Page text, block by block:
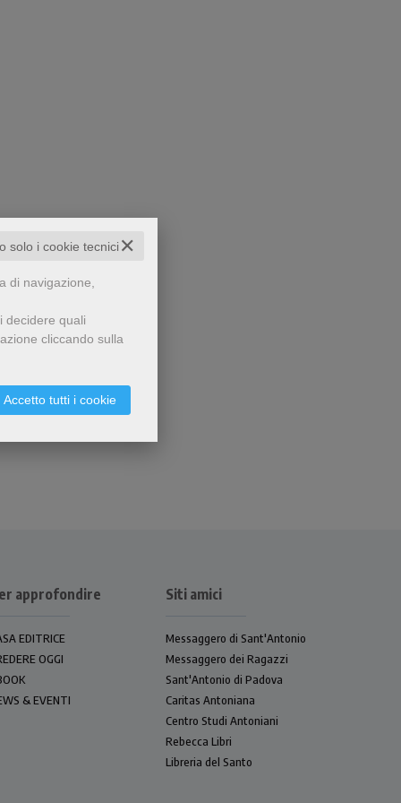
✕
solo i cookie tecnici
di navigazione,
decidere quali
cliccando sulla
Accetto tutti i cookie
approfondire
EDITRICE
OGGI
& EVENTI
Siti amici
Messaggero di Sant'Antonio
Messaggero dei Ragazzi
Sant'Antonio di Padova
Caritas Antoniana
Centro Studi Antoniani
Rebecca Libri
Libreria del Santo